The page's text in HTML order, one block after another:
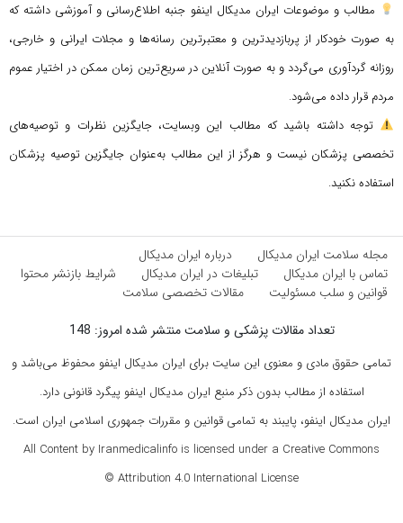
مطالب و موضوعات ایران مدیکال اینفو جنبه اطلاع‌رسانی و آموزشی داشته که
به صورت خودکار از پربازدیدترین و معتبرترین رسانه‌ها و مجلات ایرانی و خارجی،
روزانه گردآوری می‌گردد و به صورت آنلاین در سریع‌ترین زمان ممکن در اختیار عموم
مردم قرار داده می‌شود.
توجه داشته باشید که مطالب این وبسایت، جایگزین نظرات و توصیه‌های
تخصصی پزشکان نیست و هرگز از این مطالب به‌عنوان جایگزین توصیه پزشکان
استفاده نکنید.
مجله سلامت ایران مدیکال
درباره ایران مدیکال
تماس با ایران مدیکال
تبلیغات در ایران مدیکال
شرایط بازنشر محتوا
قوانین و سلب مسئولیت
مقالات تخصصی سلامت
تعداد مقالات پزشکی و سلامت منتشر شده امروز: 148
تمامی حقوق مادی و معنوی این سایت برای ایران مدیکال اینفو محفوظ می‌باشد و
استفاده از مطالب بدون ذکر منبع ایران مدیکال اینفو پیگرد قانونی دارد.
ایران مدیکال اینفو، پایبند به تمامی قوانین و مقررات جمهوری اسلامی ایران است.
All Content by Iranmedicalinfo is licensed under a Creative Commons
Attribution 4.0 International License ©️